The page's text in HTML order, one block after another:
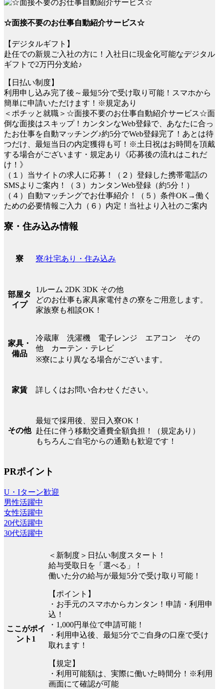
☆面接不要のお仕事自動紹介サービス☆
【デジタルギフト】
赴任での新規ご入社の方に！入社日に現金化可能なデジタル
ギフトで2万円分支給♪
【日払い制度】
利用申し込み完了後～最短5分で受け取り可能！スマホから
簡単に申請いただけます！※規定あり
＜ポチッと就職＞☆面接不要のお仕事自動紹介サービス☆面
倒な面接はスキップ！カンタンなWeb登録で、あなたに合っ
たお仕事を自動マッチング♪約5分でWeb登録完了！あとは待
つだけ、最短当日の内定獲得も可！※土日祝はお時間を頂戴
する場合がございます・規定あり《応募後の流れはこれだ
け！》
（１）当サイトの求人に応募！（２）登録した携帯電話の
SMSよりご案内！（３）カンタンWeb登録（約5分！）
（４）自動マッチングでお仕事紹介！（５）条件OK→働く
ための必要情報ご入力（６）内定！当社より入社のご案内
寮・住み込み情報
寮 寮/社宅あり・住み込み
部屋タ
イプ
1ルーム 2DK 3DK その他
どのお仕事も家具家電付きの寮をご用意します。
家族寮も相談OK！
家具・
備品
冷蔵庫 洗濯機 電子レンジ エアコン その
他 カーテン・テレビ
※寮により異なる場合がございます。
家賃 詳しくはお問い合わせください。
その他
最短で採用後、翌日入寮OK！
赴任に伴う移動交通費全額負担！（規定あり）
もちろんご自宅からの通勤も歓迎です！
PRポイント
U・Iターン歓迎
男性活躍中
女性活躍中
20代活躍中
30代活躍中
ここがポイ
ント1
＜新制度＞日払い制度スタート！
給与受取日を「選べる」！
働いた分の給与が最短5分で受け取り可能！
【ポイント】
・お手元のスマホからカンタン！申請・利用申
込！
・1,000円単位で申請可能！
・利用申込後、最短5分でご自身の口座で受け
取れます！
【規定】
・利用可能額は、実際に働いた時間分！※利用
画面にて確認が可能